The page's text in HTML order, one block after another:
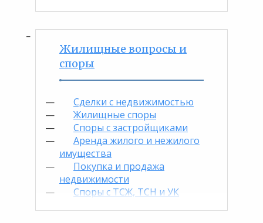
Жилищные вопросы и
споры
Сделки с недвижимостью
Жилищные споры
Споры с застройщиками
Аренда жилого и нежилого
имущества
Покупка и продажа
недвижимости
Споры с ТСЖ, ТСН и УК